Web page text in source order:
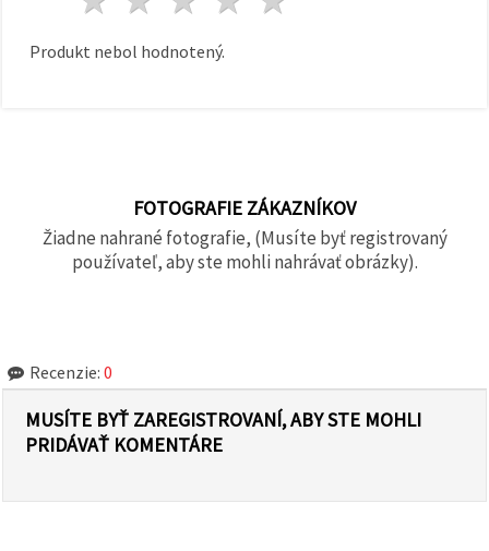
Produkt nebol hodnotený.
FOTOGRAFIE ZÁKAZNÍKOV
Žiadne nahrané fotografie, (Musíte byť registrovaný
používateľ, aby ste mohli nahrávať obrázky).
Recenzie: 0
MUSÍTE BYŤ ZAREGISTROVANÍ, ABY STE MOHLI
PRIDÁVAŤ KOMENTÁRE